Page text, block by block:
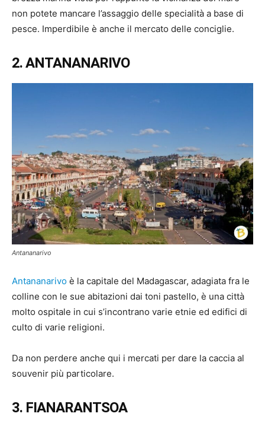
non potete mancare l’assaggio delle specialità a base di
pesce. Imperdibile è anche il mercato delle conciglie.
2. ANTANANARIVO
Antananarivo
Antananarivo è la capitale del Madagascar, adagiata fra le
colline con le sue abitazioni dai toni pastello, è una città
molto ospitale in cui s’incontrano varie etnie ed edifici di
culto di varie religioni.
Da non perdere anche qui i mercati per dare la caccia al
souvenir più particolare.
3. FIANARANTSOA